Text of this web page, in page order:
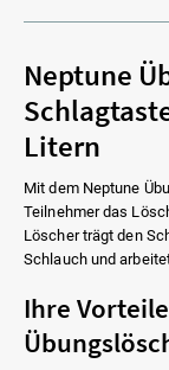
Neptune
Litern
Mit dem Neptune
Teilnehmer das
Löscher trägt den
Schlauch und
Ihre